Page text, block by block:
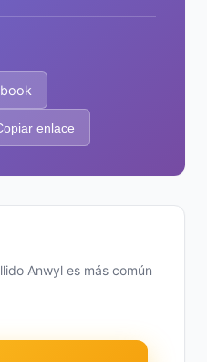
enlace
Anwyl es más común